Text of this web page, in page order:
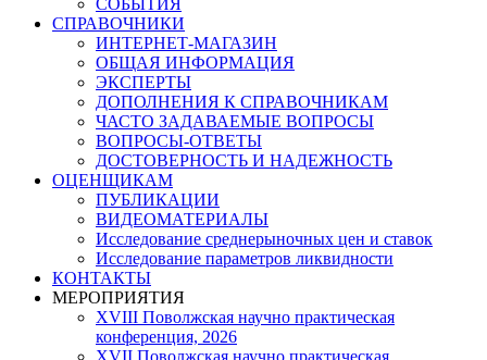
СОБЫТИЯ
СПРАВОЧНИКИ
ИНТЕРНЕТ-МАГАЗИН
ОБЩАЯ ИНФОРМАЦИЯ
ЭКСПЕРТЫ
ДОПОЛНЕНИЯ К СПРАВОЧНИКАМ
ЧАСТО ЗАДАВАЕМЫЕ ВОПРОСЫ
ВОПРОСЫ-ОТВЕТЫ
ДОСТОВЕРНОСТЬ И НАДЕЖНОСТЬ
ОЦЕНЩИКАМ
ПУБЛИКАЦИИ
ВИДЕОМАТЕРИАЛЫ
Исследование среднерыночных цен и ставок
Исследование параметров ликвидности
КОНТАКТЫ
МЕРОПРИЯТИЯ
XVIII Поволжская научно практическая
конференция, 2026
XVII Поволжская научно практическая